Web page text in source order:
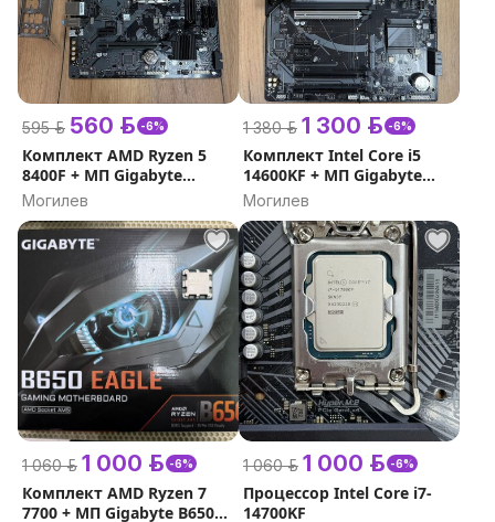
595 р. 560 р. -6%
Комплект AMD Ryzen 5
8400F + МП Gigabyte
B650M S2H
Могилев
1 380 р. 1 300 р. -6%
Комплект Intel Core i5
14600KF + МП Gigabyte
Z790 Eagle
Могилев
1 060 р. 1 000 р. -6%
Комплект AMD Ryzen 7
7700 + МП Gigabyte B650
1 060 р. 1 000 р. -6%
Процессор Intel Core i7-
14700KF